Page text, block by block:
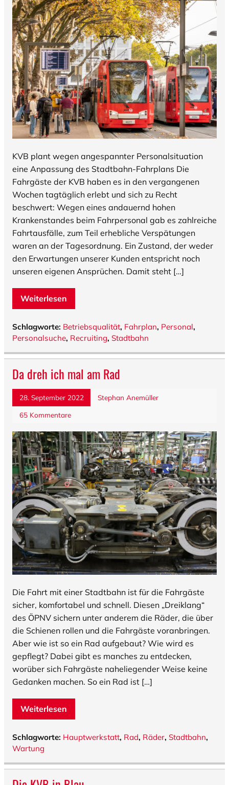
KVB plant wegen angespannter Personalsituation
eine Anpassung des Stadtbahn-Fahrplans Die
Fahrgäste der KVB haben es in den vergangenen
Wochen tagtäglich erlebt und sich zu Recht
beschwert: Wegen eines andauernd hohen
Krankenstandes beim Fahrpersonal gab es zahlreiche
Fahrtausfälle, zum Teil erhebliche Verspätungen
waren an der Tagesordnung. Ein Zustand, der weder
den Erwartungen unserer Kunden entspricht noch
unseren eigenen Ansprüchen. Damit steht […]
Weiterlesen
Schlagworte: Betriebsqualität, Fahrplan, Personal,
Personalsuche, Recruiting, Stadtbahn
Da dreh ich mal am Rad
28. September 2022
Stephan Anemüller
65 Kommentare
Die Fahrt mit einer Stadtbahn ist für die Fahrgäste
sicher, komfortabel und schnell. Diesen „Dreiklang“
des ÖPNV sichern unter anderem die Räder, die über
die Schienen rollen und die Fahrgäste voranbringen.
Aber wie ist so ein Rad aufgebaut? Wie wird es
gepflegt? Dabei gibt es manches zu entdecken,
worüber sich Fahrgäste naheliegender Weise keine
Gedanken machen. So ein Rad ist […]
Weiterlesen
Schlagworte: Hauptwerkstatt, Rad, Räder, Stadtbahn,
Wartung